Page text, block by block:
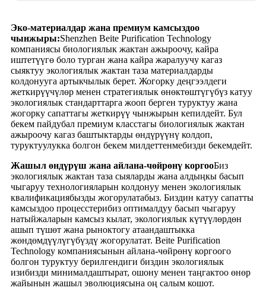
Эко-материалдар жана премиум камсыздоо
чынжыры:Shenzhen Beite Purification Technology
компаниясы биологиялык жактан ажыроочу, кайра
иштетүүгө боло турган жана кайра жаралуучу кагаз
сыяктуу экологиялык жактан таза материалдарды
колдонууга артыкчылык берет. Жогорку деңгээлдеги
жеткирүүчүлөр менен стратегиялык өнөктөштүгүбүз катуу
экологиялык стандарттарга жооп берген туруктуу жана
жогорку сапаттагы жеткирүү чынжырын кепилдейт. Бул
бекем пайдубал премиум класстагы биологиялык жактан
ажыроочу кагаз баштыктарды өндүрүүнү колдоп,
туруктуулукка болгон бекем милдеттенмебизди бекемдейт.
Жашыл өндүрүш жана айлана-чөйрөнү коргооБиз
экологиялык жактан таза сыяларды жана алдыңкы басып
чыгаруу технологияларын колдонуу менен экологиялык
квалификациябызды жогорулатабыз. Биздин катуу сапатты
камсыздоо процесстерибиз оптималдуу басып чыгаруу
натыйжаларын камсыз кылат, экологиялык күтүүлөрдөн
ашып түшөт жана рыноктогу атаандаштыкка
жөндөмдүүлүгүбүздү жогорулатат. Beite Purification
Technology компаниясынын айлана-чөйрөнү коргоого
болгон туруктуу берилгендиги биздин экологиялык
изибизди минималдаштырат, ошону менен таңгактоо өнөр
жайынын жашыл эволюциясына оң салым кошот.